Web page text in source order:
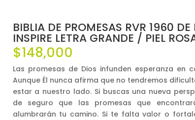
BIBLIA DE PROMESAS RVR 1960
INSPIRE LETRA GRANDE / PIEL
$148,000
Las promesas de Dios infunden esperanza en
Aunque Él nunca afirma que no tendremos
estar a nuestro lado. Si buscas una nueva
de seguro que las promesas que
alumbrarán tu camino. Si te falta valor o